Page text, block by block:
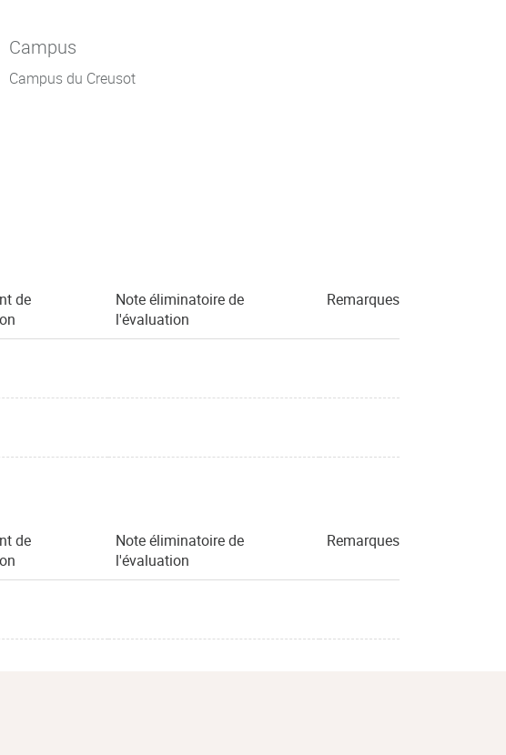
Campus
Campus du Creusot
de
Note éliminatoire de
l'évaluation
Remarques
de
Note éliminatoire de
l'évaluation
Remarques